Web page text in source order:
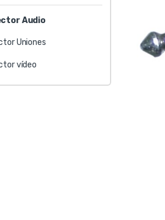
Audio
Uniones
vídeo